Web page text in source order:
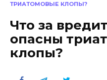
ТРИАТОМОВЫЕ КЛОПЫ?
Что за
опасны
клопы?